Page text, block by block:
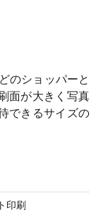
のショッパーと
面が大きく写真
できるサイズの
印刷